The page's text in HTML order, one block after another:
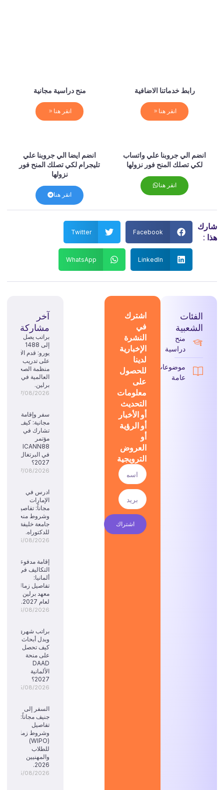
رابط خدماتنا الاضافية
انقر هنا
منح دراسية مجانية
انقر هنا
انضم الي جروبنا علي واتساب
لكي تصلك المنح فور نزولها
انقر هنا
انضم ايضا الي جروبنا علي
تليجرام لكي تصلك المنح فور
نزولها
انقر هنا
:
Facebook
Twitter
LinkedIn
WhatsApp
الفئات
الشعبية
منح
دراسية
موضوعات
عامة
اشترك
النشرة
الإخبارية
للحصول
على
معلومات
التحديث
أو الأخبار
أو الرؤية
العروض
الترويجية
اشتراك
آخر
مشاركة
براتب يصل
إلى 1488
يورو: قدم الآن
على تدريب
منظمة الصحة
العالمية في
برلين.
07/08/2026
سفر وإقامة
مجانية: كيف
تشارك في
مؤتمر
ICANN88
في البرتغال
2027؟
07/08/2026
ادرس في
الإمارات
مجاناً: تفاصيل
وشروط منحة
جامعة خليفة
للدكتوراه.
06/08/2026
إقامة مدفوعة
التكاليف في
ألمانيا:
تفاصيل زمالة
معهد برلين
06/08/2026
براتب شهري
وبدل أبحاث:
كيف تحصل
على منحة
DAAD
الألمانية
2027؟
05/08/2026
السفر إلى
جنيف مجاناً:
تفاصيل
وشروط زمالة
(WIPO)
للطلاب
والمهنيين
2026.
05/08/2026